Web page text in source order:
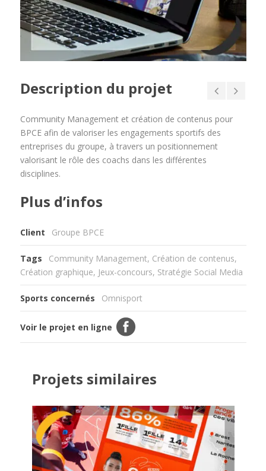
Description du projet
Community Management et création de contenus pour
BPCE afin de valoriser les engagements sportifs des
entreprises du groupe, à travers un positionnement
valorisant le rôle des coachs dans les différentes
disciplines.
Plus d’infos
Client Groupe BPCE
Tags Community Management, Création de contenus,
Création graphique, Jeux-concours, Stratégie Social Media
Sports concernés Omnisport
Voir le projet en ligne
Projets similaires